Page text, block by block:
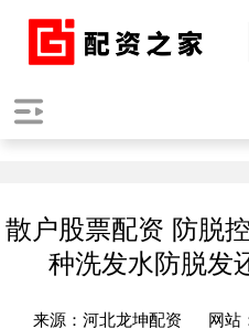
散户股票配资 防脱
种洗发水防脱发
来源：河北龙坤配资 网站